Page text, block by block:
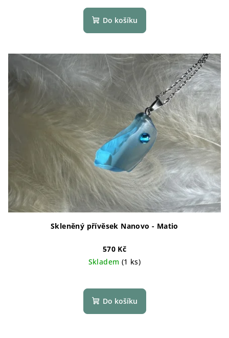
Do košíku
Skleněný přívěsek Nanovo - Matio
570 Kč
Skladem (1 ks)
Do košíku